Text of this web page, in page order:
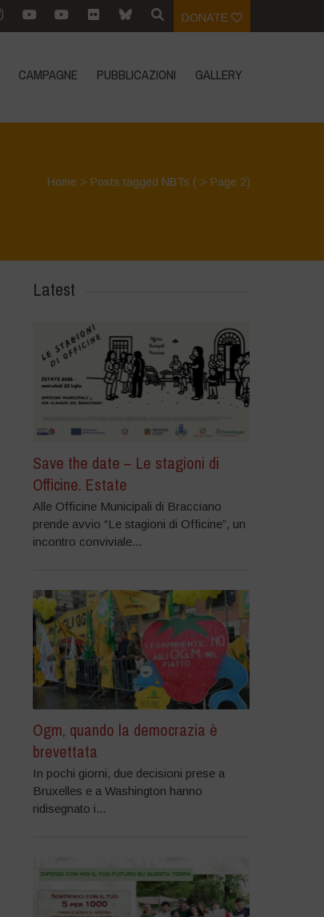
DONATE
CAMPAGNE PUBBLICAZIONI GALLERY
Home > Posts tagged NBTs ( > Page 2)
Latest
Save the date – Le stagioni di
Officine. Estate
Alle Officine Municipali di Bracciano
prende avvio “Le stagioni di Officine”, un
incontro conviviale...
Ogm, quando la democrazia è
brevettata
In pochi giorni, due decisioni prese a
Bruxelles e a Washington hanno
ridisegnato i...